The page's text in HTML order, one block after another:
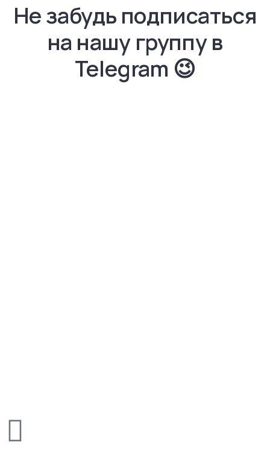
Не забудь подписаться
на нашу группу в
Telegram​ 😉